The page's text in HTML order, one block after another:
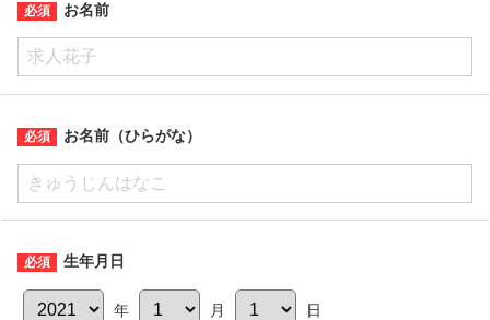
お名前
お名前（ひらがな）
生年月日
年 月 日